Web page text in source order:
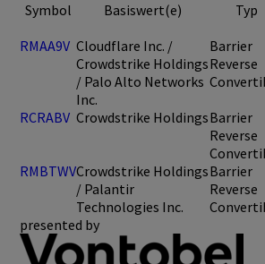
Symbol
Basiswert(e) Typ
RMAA9V Cloudflare Inc. /
Crowdstrike Holdings
/ Palo Alto Networks
Inc.
Barrier
Reverse
RCRABV Crowdstrike HoldingsBarrier
Reverse
RMBTWVCrowdstrike Holdings
/ Palantir
Technologies Inc.
Barrier
Reverse
presented by